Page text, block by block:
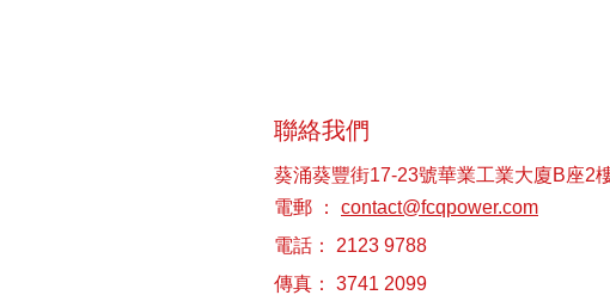
聯絡我們
葵涌葵豐街17-23號華業工業大廈B座2
電郵 ： contact@fcqpower.com
電話： 2123 9788
傳真： 3741 2099